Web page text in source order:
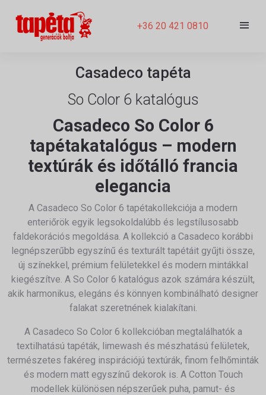
+36 20 421 0810
Casadeco tapéta
So Color 6 katalógus
Casadeco So Color 6
tapétakatalógus – modern
textúrák és időtálló francia
elegancia
A Casadeco So Color 6 tapétakollekciója a modern
enteriőrök egyik legsokoldalúbb és legstílusosabb
faldekorációs megoldása. A kollekció a Casadeco korábbi
legnépszerűbb egyszínű és texturált tapétáit gyűjti össze,
új színekkel, prémium felületekkel és modern mintákkal
kiegészítve. A So Color 6 katalógus azok számára készült,
akik harmonikus, elegáns és könnyen kombinálható designer
falakat szeretnének kialakítani.
A Casadeco So Color 6 kollekcióban megtalálhatók a
textilhatású tapéták, limewash és mészhatású felületek,
természetes fakéreg inspirációjú textúrák, finom felhőminták
és modern matt egyszínű dekorok is. A Cotton Touch
modellek különösen népszerűek puha, pamut- és